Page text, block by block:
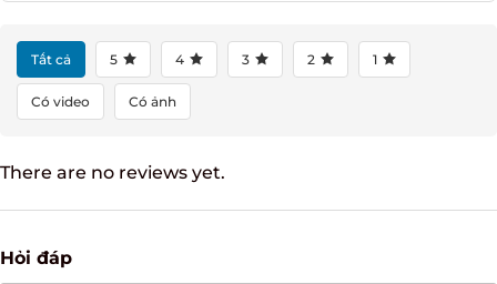
Tất cả 5 4 3 2 1
Có video Có ảnh
There are no reviews yet.
Hỏi đáp